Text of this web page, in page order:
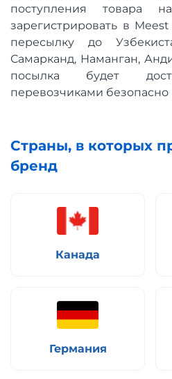
поступления товара
зарегистрировать в
пересылку до
Самарканд, Наманган,
посылка будет
перевозчиками
Страны, в которых
бренд
Канада
Германия